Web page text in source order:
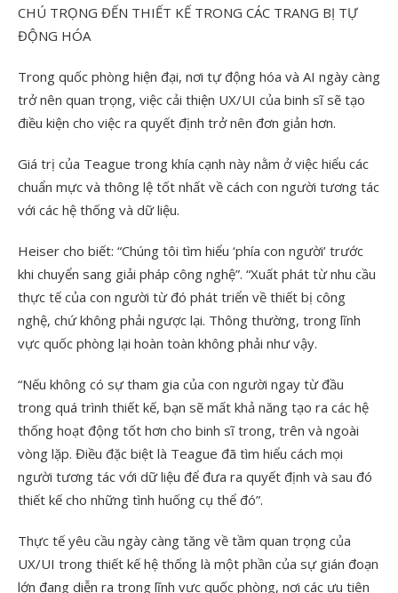
CHÚ TRỌNG ĐẾN THIẾT KẾ TRONG CÁC TRANG BỊ TỰ
ĐỘNG HÓA
Trong quốc phòng hiện đại, nơi tự động hóa và AI ngày càng
trở nên quan trọng, việc cải thiện UX/UI của binh sĩ sẽ tạo
điều kiện cho việc ra quyết định trở nên đơn giản hơn.
Giá trị của Teague trong khía cạnh này nằm ở việc hiểu các
chuẩn mực và thông lệ tốt nhất về cách con người tương tác
với các hệ thống và dữ liệu.
Heiser cho biết: “Chúng tôi tìm hiểu ‘phía con người’ trước
khi chuyển sang giải pháp công nghệ”. “Xuất phát từ nhu cầu
thực tế của con người từ đó phát triển về thiết bị công
nghệ, chứ không phải ngược lại. Thông thường, trong lĩnh
vực quốc phòng lại hoàn toàn không phải như vậy.
“Nếu không có sự tham gia của con người ngay từ đầu
trong quá trình thiết kế, bạn sẽ mất khả năng tạo ra các hệ
thống hoạt động tốt hơn cho binh sĩ trong, trên và ngoài
vòng lặp. Điều đặc biệt là Teague đã tìm hiểu cách mọi
người tương tác với dữ liệu để đưa ra quyết định và sau đó
thiết kế cho những tình huống cụ thể đó”.
Thực tế yêu cầu ngày càng tăng về tầm quan trọng của
UX/UI trong thiết kế hệ thống là một phần của sự gián đoạn
lớn đang diễn ra trong lĩnh vực quốc phòng, nơi các ưu tiên